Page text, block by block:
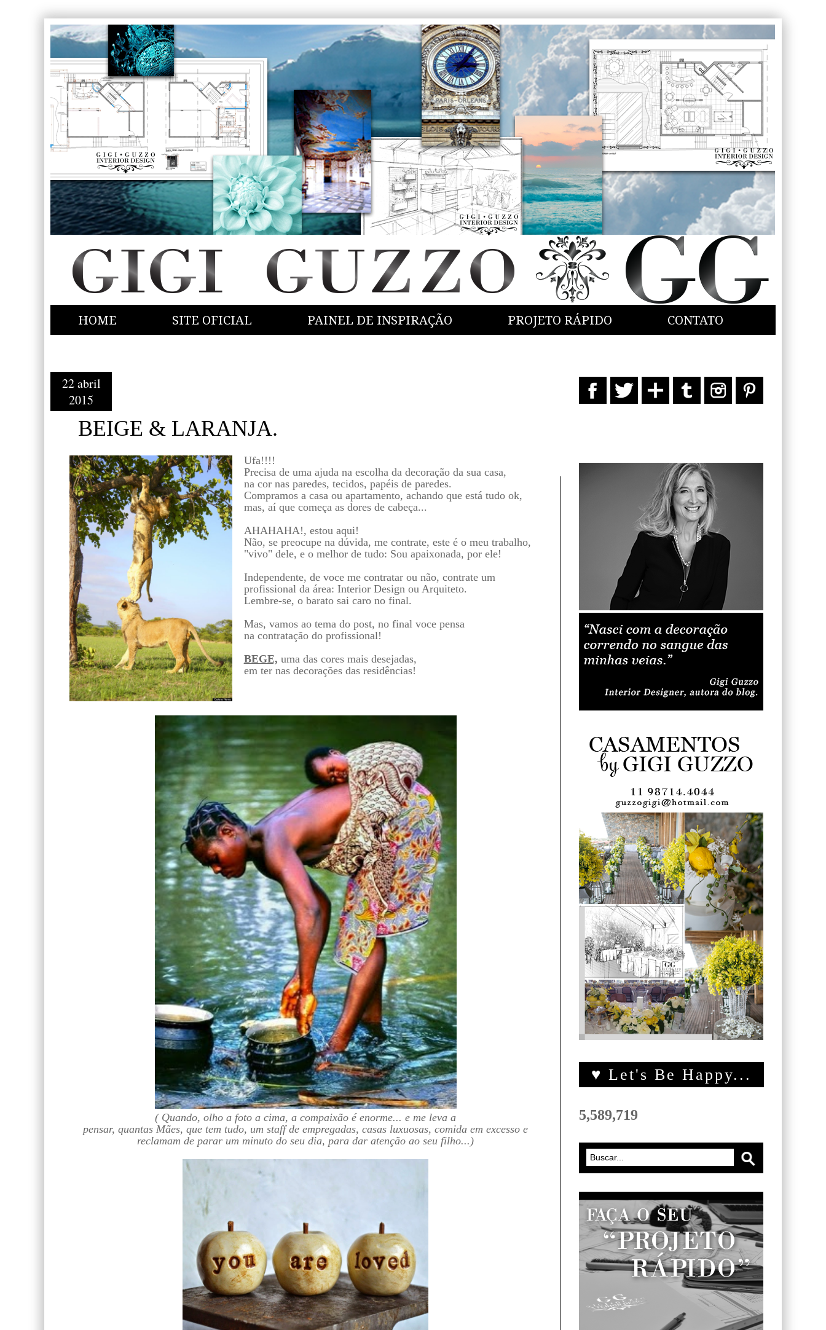
HOME SITE OFICIAL PAINEL DE INSPIRAÇÃO PROJETO RÁPIDO CONTATO
22 abril
2015
BEIGE & LARANJA.
Ufa!!!!
Precisa de uma ajuda na escolha da decoração da sua casa,
na cor nas paredes, tecidos, papéis de paredes.
Compramos a casa ou apartamento, achando que está tudo ok,
mas, aí que começa as dores de cabeça...
AHAHAHA!, estou aqui!
Não, se preocupe na dúvida, me contrate, este é o meu trabalho,
"vivo" dele, e o melhor de tudo: Sou apaixonada, por ele!
Independente, de voce me contratar ou não, contrate um
profissional da área: Interior Design ou Arquiteto.
Lembre-se, o barato sai caro no final.
Mas, vamos ao tema do post, no final voce pensa
na contratação do profissional!
BEGE, uma das cores mais desejadas,
em ter nas decorações das residências!
( Quando, olho a foto a cima, a compaixão é enorme... e me leva a
pensar, quantas Mães, que tem tudo, um staff de empregadas, casas luxuosas, comida em excesso e
reclamam de parar um minuto do seu dia, para dar atenção ao seu filho...)
♥ Let's Be Happy...
5,589,719